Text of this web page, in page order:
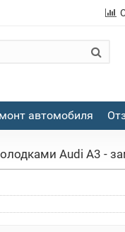
автомобиля
Audi A3 -